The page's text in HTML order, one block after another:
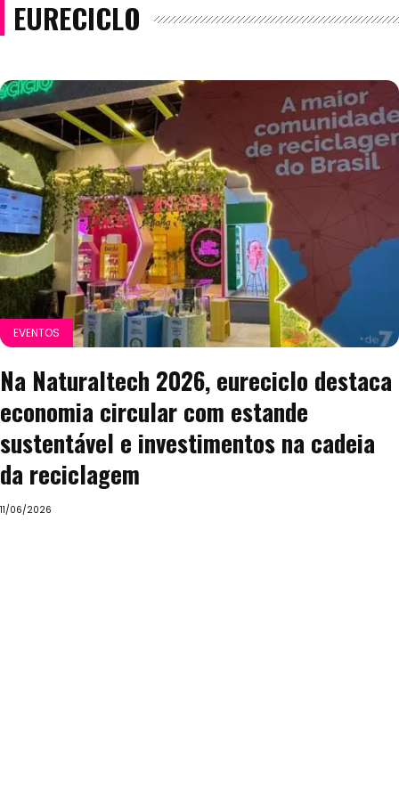
EURECICLO
EVENTOS
Na Naturaltech 2026, eureciclo destaca
economia circular com estande
sustentável e investimentos na cadeia
da reciclagem
11/06/2026